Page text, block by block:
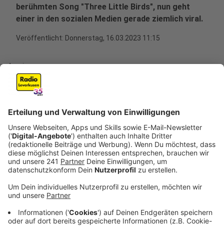
berühmten Song "Three Little Birds", nun geht
einer in den sozialen Medien gerade ziemlich viral.
Veröffentlicht: Donnerstag, 16.03.2023 11:15
Anzeige
das Video des kleinen Rylyn Clarke gestoßen, der zu
Beginn der Corona-Pandemie im Jahr 2020 die Zeilen
von Bob Marleys Song "Three Little Birds" gesungen
hatte und schon damals für einen Internet-Hit sorgte,
wenn auch wohl nur in den USA. Nun aber geht der
Remix von French Fuse feat. Ryclarkie zu "Three Little
Birds" in den sozialen Medien viral. Selbst die
Kardashians haben es schon in ihren sozialen Medien
geteilt. Das Video möchten wir euch nicht
vorenthalten.